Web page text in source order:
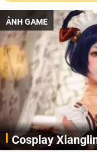
ẢNH GAME
Cosplay